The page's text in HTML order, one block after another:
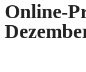
Online-